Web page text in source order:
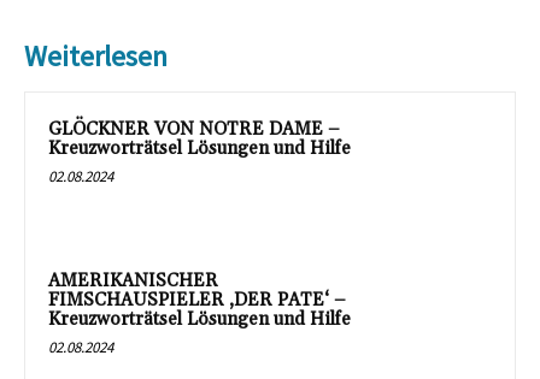
Weiterlesen
GLÖCKNER VON NOTRE DAME –
Kreuzworträtsel Lösungen und Hilfe
02.08.2024
AMERIKANISCHER
FIMSCHAUSPIELER ‚DER PATE‘ –
Kreuzworträtsel Lösungen und Hilfe
02.08.2024